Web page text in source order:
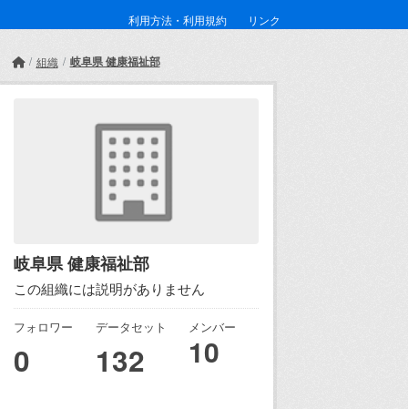
利用方法・利用規約 リンク
組織 岐阜県 健康福祉部
岐阜県 健康福祉部
この組織には説明がありません
フォロワー
0
データセット
132
メンバー
10